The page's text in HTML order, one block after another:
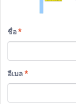
ชื่อ*
อีเมล *